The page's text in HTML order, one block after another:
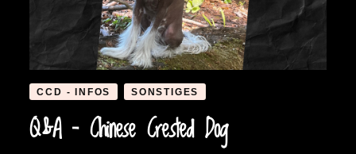
CCD - INFOS SONSTIGES
Q&A – Chinese Crested Dog